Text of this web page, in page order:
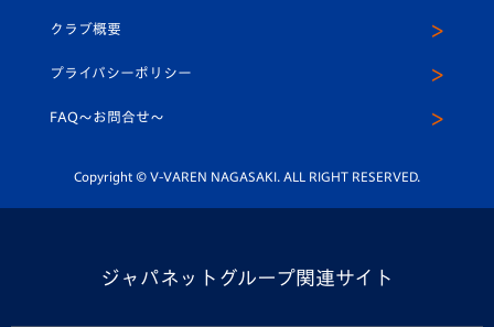
平和祈念活動
ホームタウン活動
スクール
ヴィヴィくんインスタグラム
公式LINE＠
クラブ概要
プライバシーポリシー
FAQ〜お問合せ〜
Copyright © V-VAREN NAGASAKI. ALL RIGHT RESERVED.
ジャパネットグループ関連サイト